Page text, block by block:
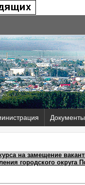
Документы
на замещение
городского округа